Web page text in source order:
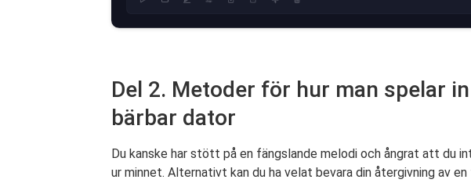
Del 2. Metoder för hur man spelar
bärbar dator
Du kanske har stött på en fängslande melodi och ångrat att du
ur minnet. Alternativt kan du ha velat bevara din återgivning av